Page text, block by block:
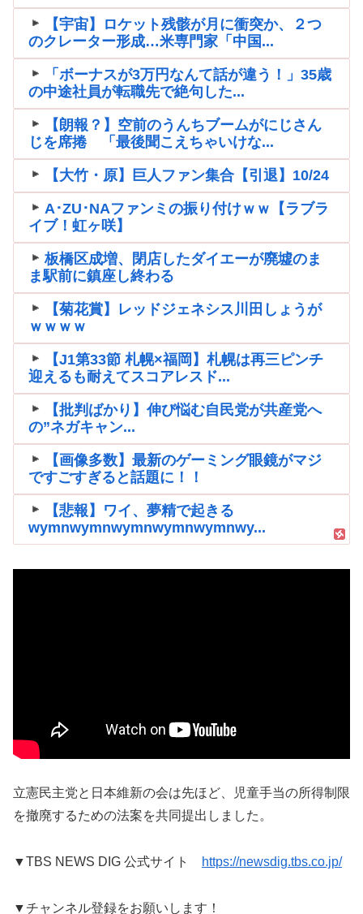
【宇宙】ロケット残骸が月に衝突か、２つ
のクレーター形成…米専門家「中国...
「ボーナスが3万円なんて話が違う！」35歳
の中途社員が転職先で絶句した...
【朗報？】空前のうんちブームがにじさん
じを席捲 「最後聞こえちゃいけな...
【大竹・原】巨人ファン集合【引退】10/24
A･ZU･NAファンミの振り付けｗｗ【ラブラ
イブ！虹ヶ咲】
板橋区成増、閉店したダイエーが廃墟のま
ま駅前に鎮座し終わる
【菊花賞】レッドジェネシス川田しょうが
ｗｗｗｗ
【J1第33節 札幌×福岡】札幌は再三ピンチ
迎えるも耐えてスコアレスド...
【批判ばかり】伸び悩む自民党が共産党へ
の”ネガキャン...
【画像多数】最新のゲーミング眼鏡がマジ
ですごすぎると話題に！！
【悲報】ワイ、夢精で起きる
wymnwymnwymnwymnwymnwy...
立憲民主党と日本維新の会は先ほど、児童手当の所得制限
を撤廃するための法案を共同提出しました。
▼TBS NEWS DIG 公式サイト https://newsdig.tbs.co.jp/
▼チャンネル登録をお願いします！